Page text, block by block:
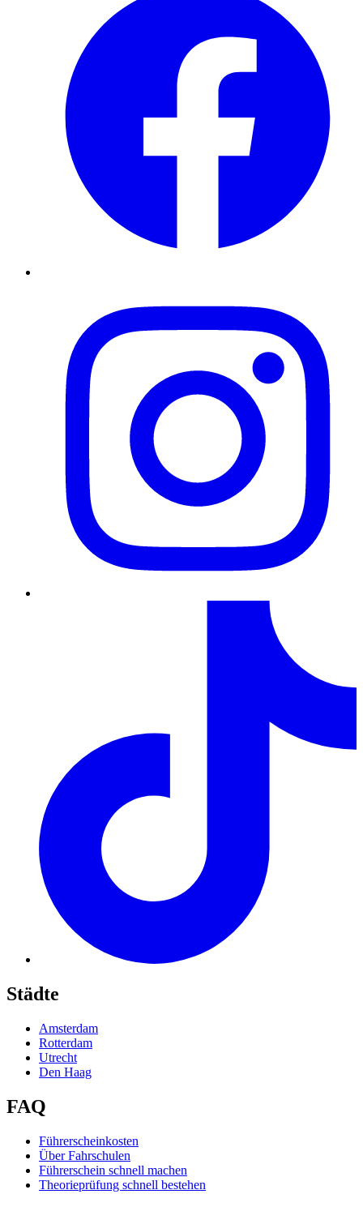
Städte
Amsterdam
Rotterdam
Utrecht
Den Haag
FAQ
Führerscheinkosten
Über Fahrschulen
Führerschein schnell machen
Theorieprüfung schnell bestehen